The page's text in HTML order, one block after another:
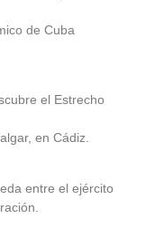
de Cuba
el Estrecho
en Cádiz.
entre el ejército